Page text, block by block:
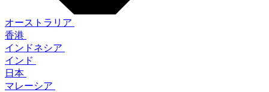
オーストラリア
香港
インドネシア
インド
日本
マレーシア